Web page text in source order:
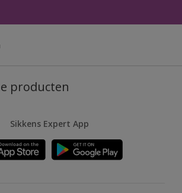
producten
Sikkens Expert App